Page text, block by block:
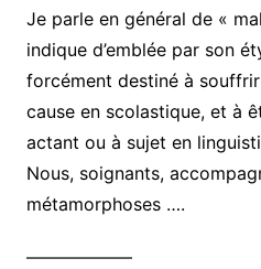
Je parle en général de «
indique d’emblée par son
forcément destiné à souffrir
cause en scolastique, et à
actant ou à sujet en
Nous, soignants,
métamorphoses ….
——————